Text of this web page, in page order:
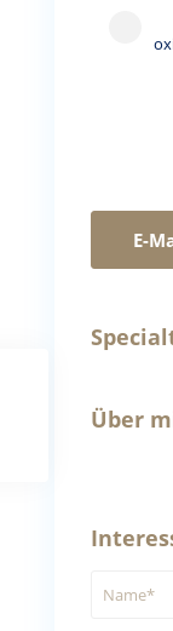
E-
Über